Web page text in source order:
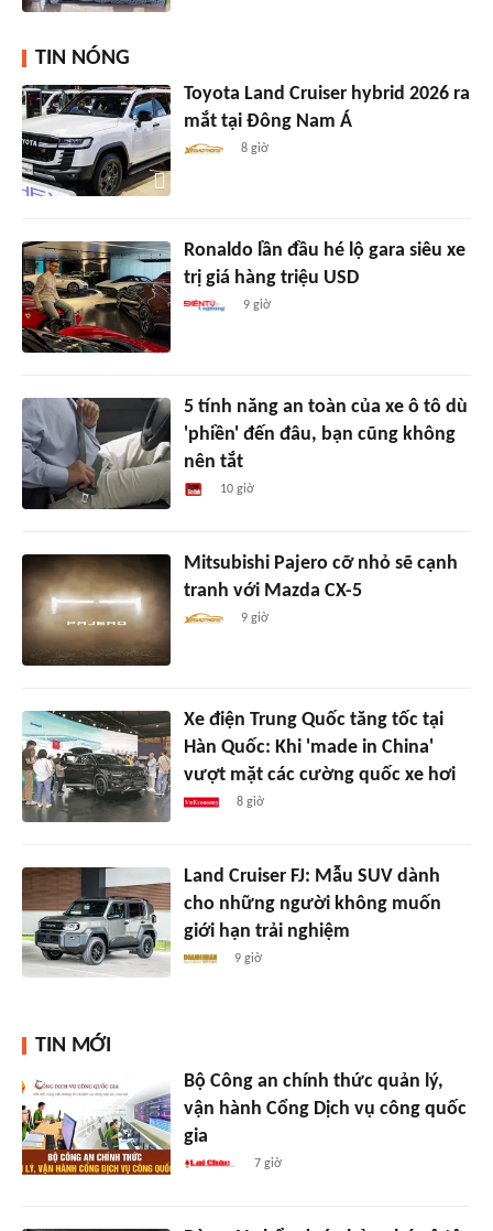
TIN NÓNG
Toyota Land Cruiser hybrid 2026 ra
mắt tại Đông Nam Á
8 giờ
Ronaldo lần đầu hé lộ gara siêu xe
trị giá hàng triệu USD
9 giờ
5 tính năng an toàn của xe ô tô dù
'phiền' đến đâu, bạn cũng không
nên tắt
10 giờ
Mitsubishi Pajero cỡ nhỏ sẽ cạnh
tranh với Mazda CX-5
9 giờ
Xe điện Trung Quốc tăng tốc tại
Hàn Quốc: Khi 'made in China'
vượt mặt các cường quốc xe hơi
8 giờ
Land Cruiser FJ: Mẫu SUV dành
cho những người không muốn
giới hạn trải nghiệm
9 giờ
TIN MỚI
Bộ Công an chính thức quản lý,
vận hành Cổng Dịch vụ công quốc
gia
7 giờ